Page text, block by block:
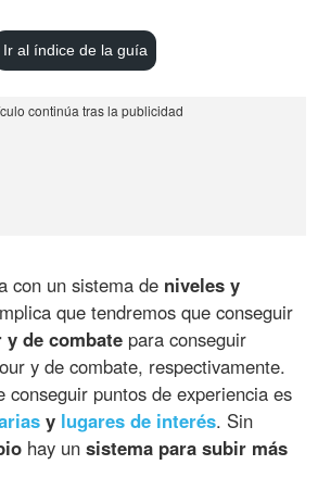
Ir al índice de la guía
con un sistema de niveles y
que tendremos que conseguir
de combate para conseguir
y de combate, respectivamente.
conseguir puntos de experiencia es
y lugares de interés. Sin
hay unsistema para subir más